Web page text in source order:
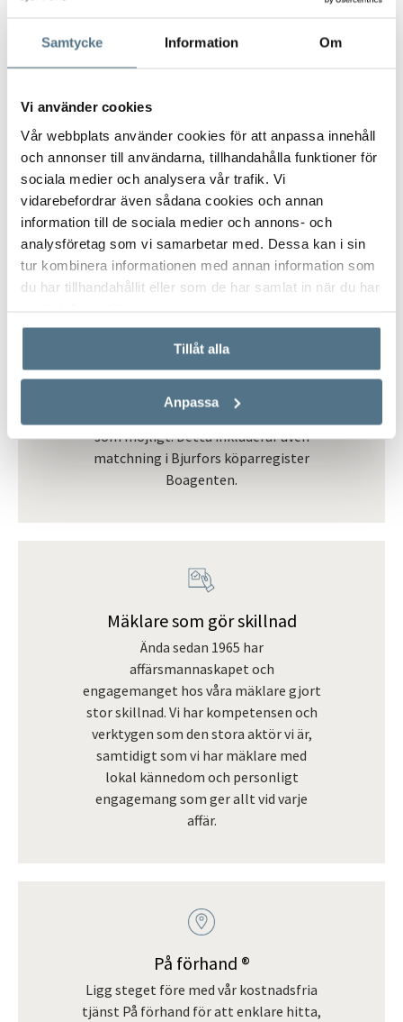
Samtycke Information Om
Vi använder cookies
Vår webbplats använder cookies för att anpassa innehåll
och annonser till användarna, tillhandahålla funktioner för
sociala medier och analysera vår trafik. Vi
vidarebefordrar även sådana cookies och annan
information till de sociala medier och annons- och
analysföretag som vi samarbetar med. Dessa kan i sin
tur kombinera informationen med annan information som
du har tillhandahållit eller som de har samlat in när du har
Tillåt alla
Anpassa
Första intrycket
Tillsammans med branschens främsta
fotografer och stylister lyfter vi fram
din bostads bästa egenskaper – och
attraherar fler spekulanter.
Vi har köparna
Vi skapar optimal mix av
marknadsföringsaktiviteter för att nå
ut till så många potentiella köpare
som möjligt. Detta inkluderar även
matchning i Bjurfors köparregister
Boagenten.
Mäklare som gör skillnad
Ända sedan 1965 har
affärsmannaskapet och
engagemanget hos våra mäklare gjort
stor skillnad. Vi har kompetensen och
verktygen som den stora aktör vi är,
samtidigt som vi har mäklare med
lokal kännedom och personligt
engagemang som ger allt vid varje
affär.
På förhand ®
Ligg steget före med vår kostnadsfria
tjänst På förhand för att enklare hitta,